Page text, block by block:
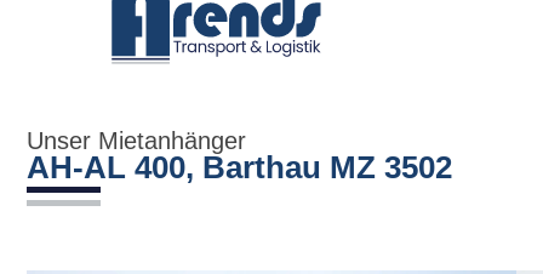
Unser Mietanhänger
AH-AL 400, Barthau MZ 3502